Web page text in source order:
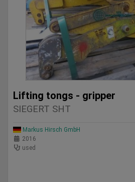
Lifting tongs - gripper
SIEGERT SHT
Markus Hirsch GmbH
2016
used